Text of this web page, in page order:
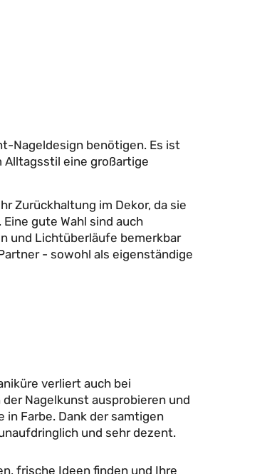
Nageldesign benötigen. Es ist
Alltagsstil eine großartige
Zurückhaltung im Dekor, da sie
gute Wahl sind auch
und Lichtüberläufe bemerkbar
- sowohl als eigenständige
verliert auch bei
Nagelkunst ausprobieren und
Farbe. Dank der samtigen
und sehr dezent.
frische Ideen finden und Ihre